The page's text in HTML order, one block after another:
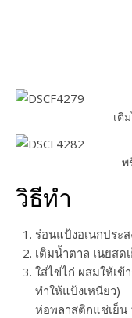
เติ
พ
วิธีทำ
ร่อนแป้งอเนกประ
เติมน้ำตาล เนยสด
ใส่ไข่ไก่ ผสมให้เข้
ทำให้แป้งเหนียว)
ห่อพลาสติกแช่เย็น